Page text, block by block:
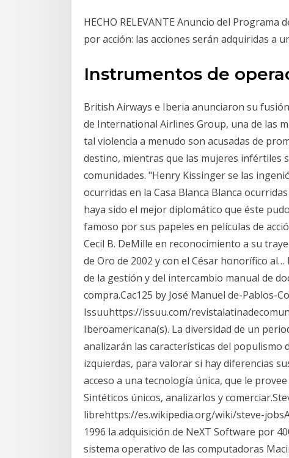
HECHO RELEVANTE Anuncio del Programa
por acción: las acciones serán adquiridas a
Instrumentos de
British Airways e Iberia anunciaron su
de International Airlines Group, una de las
tal violencia a menudo son acusadas de
destino, mientras que las mujeres infértiles
comunidades. "Henry Kissinger se las
ocurridas en la Casa Blanca Blanca
haya sido el mejor diplomático que éste
famoso por sus papeles en películas de
Cecil B. DeMille en reconocimiento a su
de Oro de 2002 y con el César honorífico
de la gestión y del intercambio manual de
compra.Cac125 by José Manuel de-Pablos-
Issuuhttps://issuu.com/
Iberoamericana(s). La diversidad de un
analizarán las características del populismo
izquierdas, para valorar si hay diferencias
acceso a una tecnología única, que le
Sintéticos únicos, analizarlos y
librehttps://es.wikipedia.org/wiki/steve-
1996 la adquisición de NeXT Software por
sistema operativo de las computadoras